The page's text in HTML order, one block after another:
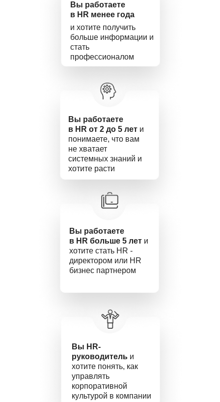
Вы работаете
в HR менее года
и хотите получить
больше информации и
стать
профессионалом
Вы работаете
в HR от 2 до 5 лет и
понимаете, что вам
не хватает
системных знаний и
хотите расти
Вы работаете
в HR больше 5 лет и
хотите стать HR -
директором или HR
бизнес партнером
Вы HR-
руководитель и
хотите понять, как
управлять
корпоративной
культурой в компании